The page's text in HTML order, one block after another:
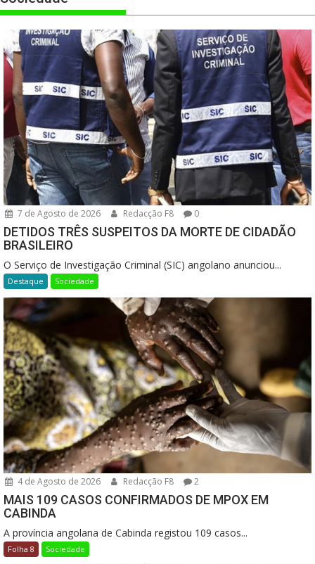
7 de Agosto de 2026 Redacção F8 0
DETIDOS TRÊS SUSPEITOS DA MORTE DE CIDADÃO
BRASILEIRO
O Serviço de Investigação Criminal (SIC) angolano anunciou...
Destaque Sociedade
4 de Agosto de 2026 Redacção F8 2
MAIS 109 CASOS CONFIRMADOS DE MPOX EM
CABINDA
A província angolana de Cabinda registou 109 casos...
Folha 8 Sociedade